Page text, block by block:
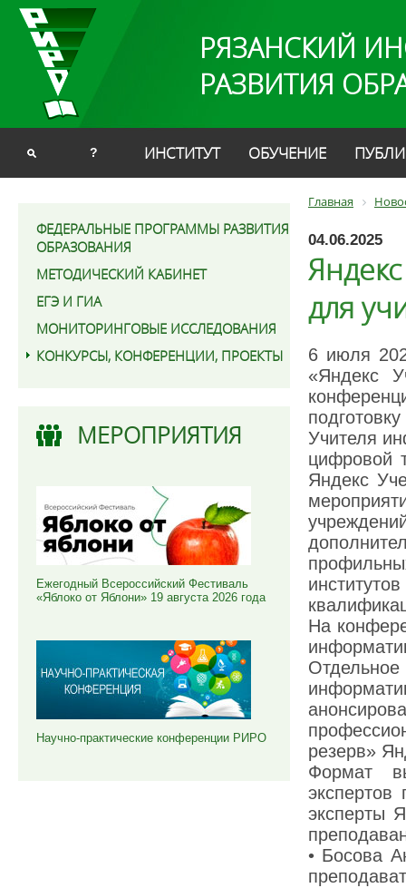
РЯЗАНСКИЙ
РАЗВИТИЯ
? ИНСТИТУТ ОБУЧЕНИЕ
ФЕДЕРАЛЬНЫЕ ПРОГРАММЫ РАЗВИТИЯ
ОБРАЗОВАНИЯ
МЕТОДИЧЕСКИЙ КАБИНЕТ
ЕГЭ И ГИА
МОНИТОРИНГОВЫЕ ИССЛЕДОВАНИЯ
КОНКУРСЫ, КОНФЕРЕНЦИИ, ПРОЕКТЫ
МЕРОПРИЯТИЯ
Ежегодный Всероссийский Фестиваль
«Яблоко от Яблони» 19 августа 2026 года
Научно-практические конференции РИРО
Главная
04.06.2025
для
6 июля
«Яндекс
Учителя
цифровой
Яндекс
На
резерв»
Формат
эксперты
• Босова